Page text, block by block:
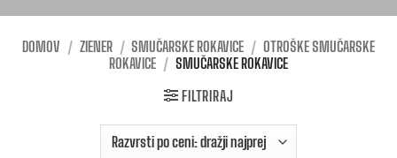
DOMOV / ZIENER / SMUČARSKE ROKAVICE / OTROŠKE SMUČARSKE
ROKAVICE / SMUČARSKE ROKAVICE
FILTRIRAJ